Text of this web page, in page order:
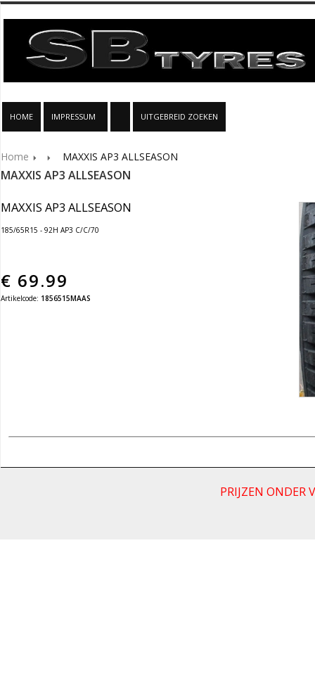
HOME IMPRESSUM UITGEBREID ZOEKEN
Home MAXXIS AP3 ALLSEASON
MAXXIS AP3 ALLSEASON
MAXXIS AP3 ALLSEASON
185/65R15 - 92H AP3 C/C/70
€ 69.99
Artikelcode: 1856515MAAS
PRIJZEN ONDER